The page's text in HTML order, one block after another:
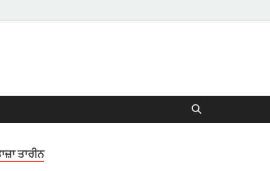
ਤਾਰੀਨ